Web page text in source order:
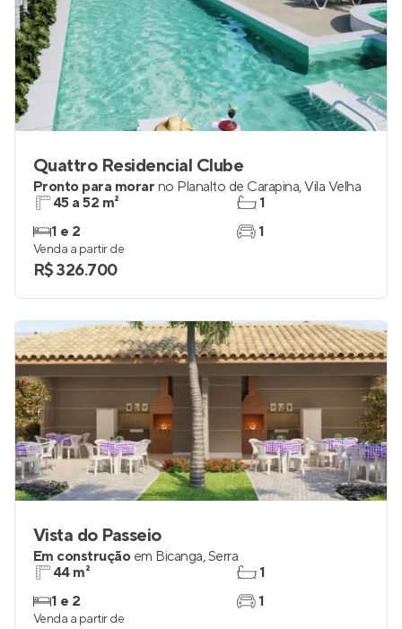
Quattro Residencial Clube
Pronto para morar no Planalto de Carapina,Vila Velha
45 a 52 m²
1 e 2
1
1
Venda a partir de
R$ 326.700
Vista do Passeio
Em construção em Bicanga,Serra
44 m²
1 e 2
1
1
Venda a partir de